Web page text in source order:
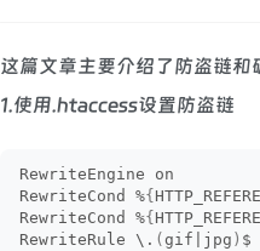
这篇文章主要介绍了防盗链
1.使用.htaccess设置防盗链
RewriteEngine on
RewriteCond %{
RewriteCond %{
RewriteRule \. ( gif|jpg ) $